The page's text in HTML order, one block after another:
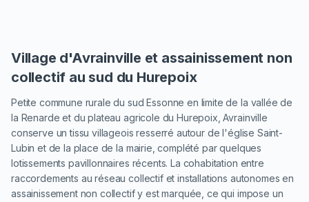
Village d'Avrainville et assainissement non
collectif au sud du Hurepoix
Petite commune rurale du sud Essonne en limite de la vallée de
la Renarde et du plateau agricole du Hurepoix, Avrainville
conserve un tissu villageois resserré autour de l'église Saint-
Lubin et de la place de la mairie, complété par quelques
lotissements pavillonnaires récents. La cohabitation entre
raccordements au réseau collectif et installations autonomes en
assainissement non collectif y est marquée, ce qui impose un